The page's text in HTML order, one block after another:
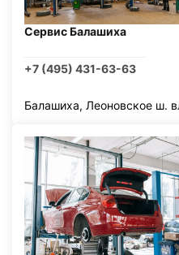
Сервис Балашиха
+7 (495) 431-63-63
Балашиха, Леоновское ш.